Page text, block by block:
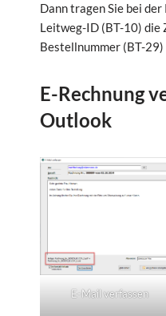
Dann tragen Sie bei
Leitweg-ID (BT-10) die
Bestellnummer (BT-
E-Rechnung
Outlook
E-Mail verfassen